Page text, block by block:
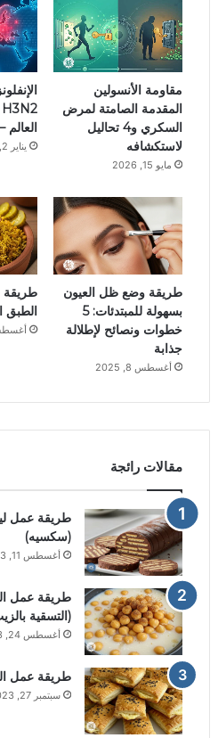
ك
ي
ر
س
ق
ر
ا
م
مقاومة الأنسولين
المقدمة الصامتة لمرض
السكري و4 تحاليل
لاستكشافه
مايو 15, 2026
العالم – 2025-
يناير 2, 2026
طريقة وضع ظل العيون
بسهولة للمبتدئات: 5
خطوات ونصائح لإطلالة
جذابة
أغسطس 8, 2025
الطبق
أغسطس 4,
مقالات رائجة
طريقة عمل
(سكسيه)
أغسطس 11, 2023
طريقة عمل
(التسقية
أغسطس 24, 2023
طريقة عمل
سبتمبر 27, 2023